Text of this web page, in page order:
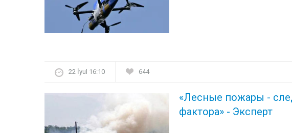
22 İyul 16:10 644
«Лесные пожары -
фактора» - Эксперт